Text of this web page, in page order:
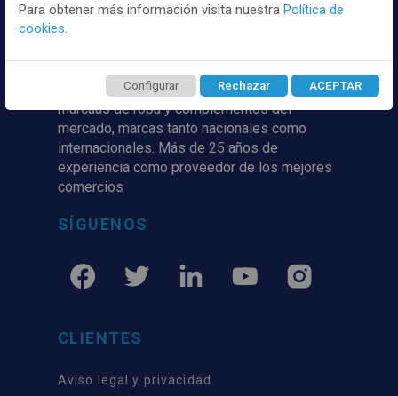
Distribuidor y mayorista textil de las mejores
marcaas de ropa y complementos del
mercado, marcas tanto nacionales como
internacionales. Más de 25 años de
experiencia como proveedor de los mejores
comercios
SÍGUENOS
CLIENTES
Aviso legal y privacidad
Para obtener más información visita nuestra Política de
cookies.
Configurar Rechazar ACEPTAR